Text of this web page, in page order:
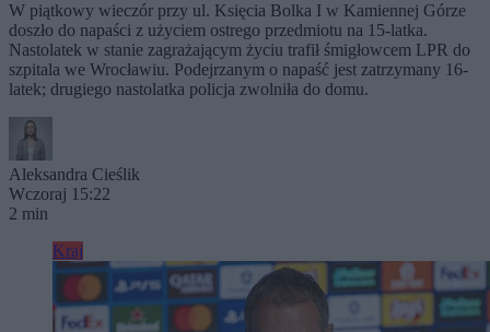
W piątkowy wieczór przy ul. Księcia Bolka I w Kamiennej Górze
doszło do napaści z użyciem ostrego przedmiotu na 15-latka.
Nastolatek w stanie zagrażającym życiu trafił śmigłowcem LPR do
szpitala we Wrocławiu. Podejrzanym o napaść jest zatrzymany 16-
latek; drugiego nastolatka policja zwolniła do domu.
Aleksandra Cieślik
Wczoraj 15:22
2 min
Kraj